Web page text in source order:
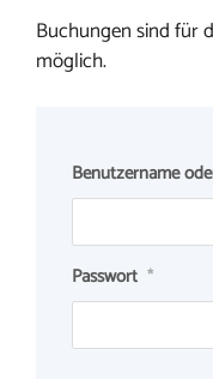
Buchungen sind für
möglich.
Benutzername
Passwort *